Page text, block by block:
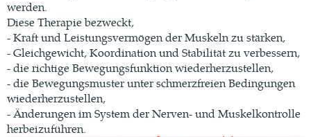
werden.
Diese Therapie bezweckt,
- Kraft und Leistungsvermögen der Muskeln zu stärken,
- Gleichgewicht, Koordination und Stabilität zu verbessern,
- die richtige Bewegungsfunktion wiederherzustellen,
- die Bewegungsmuster unter schmerzfreien Bedingungen
wiederherzustellen,
- Änderungen im System der Nerven- und Muskelkontrolle
herbeizuführen.